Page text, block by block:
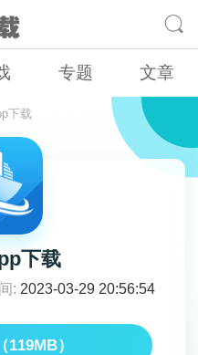
专题 文章
下载
下载
: 2023-03-29 20:56:54
119MB）